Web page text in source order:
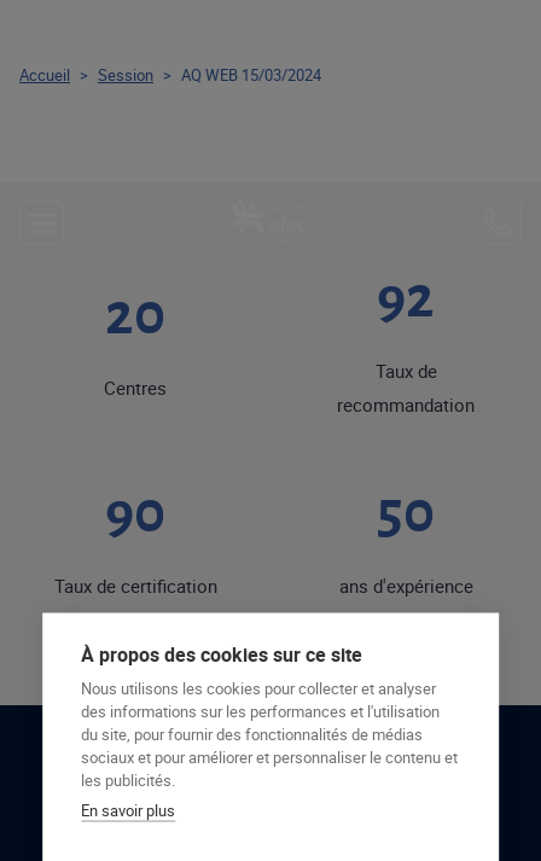
20
Centres
92
Taux de
recommandation
90
Taux de certification
50
ans d'expérience
RESTONS EN CONTACT
Accueil > Session > AQ WEB 15/03/2024
À propos des cookies sur ce site
Nous utilisons les cookies pour collecter et analyser
des informations sur les performances et l'utilisation
du site, pour fournir des fonctionnalités de médias
sociaux et pour améliorer et personnaliser le contenu et
les publicités.
En savoir plus